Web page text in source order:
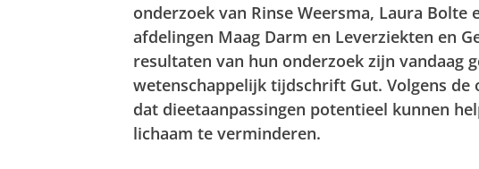
onderzoek van Rinse Weersma, Laura Bolte
afdelingen Maag Darm en Leverziekten en
resultaten van hun onderzoek zijn vandaag
wetenschappelijk tijdschrift Gut. Volgens de
dat dieetaanpassingen potentieel kunnen
lichaam te verminderen.